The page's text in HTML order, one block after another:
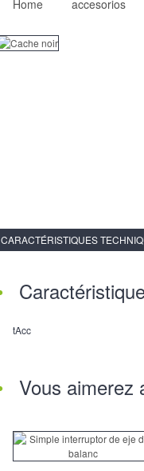
Home accesorios
CARACTÉRISTIQUES
tAcc
Vous aimerez